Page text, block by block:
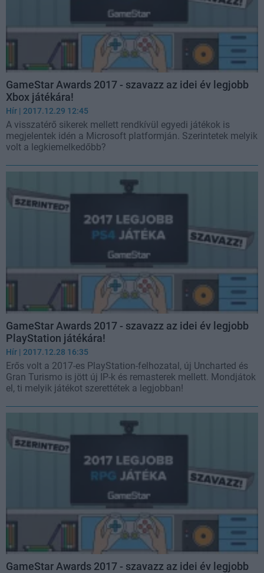
GameStar Awards 2017 - szavazz az idei év legjobb
Xbox játékára!
Hír | 2017.12.29 12:45
A visszatérő sikerek mellett rendkívül egyedi játékok is
megjelentek idén a Microsoft platformján. Szerintetek melyik
volt a legkiemelkedőbb?
GameStar Awards 2017 - szavazz az idei év legjobb
PlayStation játékára!
Hír | 2017.12.28 16:35
Erős volt a 2017-es PlayStation-felhozatal, új Uncharted és
Gran Turismo is jött új IP-k és remasterek mellett. Mondjátok
el, ti melyik játékot szerettétek a legjobban!
GameStar Awards 2017 - szavazz az idei év legjobb